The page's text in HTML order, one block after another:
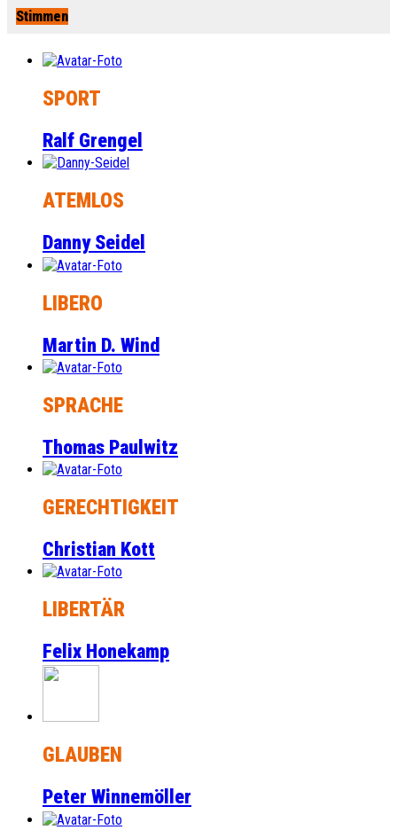
Stimmen
SPORT
Ralf Grengel
ATEMLOS
Danny Seidel
LIBERO
Martin D. Wind
SPRACHE
Thomas Paulwitz
GERECHTIGKEIT
Christian Kott
LIBERTÄR
Felix Honekamp
GLAUBEN
Peter Winnemöller